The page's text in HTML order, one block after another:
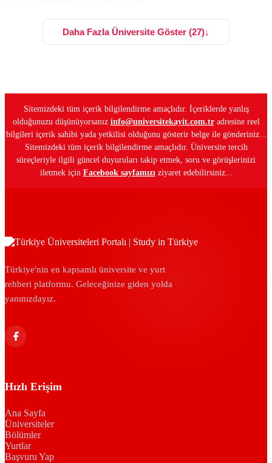
Daha Fazla Üniversite Göster (27)↓
Sitemizdeki tüm içerik bilgilendirme amaçlıdır. İçeriklerde yanlış
olduğunuzu düşünüyorsanız info@universitekayit.com.tradresine reel
bilgileri içerik sahibi yada yetkilisi olduğunu gösterir belge ile gönderiniz...
Sitemizdeki tüm içerik bilgilendirme amaçlıdır. Üniversite tercih
süreçleriyle ilgili güncel duyuruları takip etmek, soru ve görüşlerinizi
iletmek için Facebook sayfamızı ziyaret edebilirsiniz...
Türkiye'nin en kapsamlı üniversite ve yurt
rehberi platformu. Geleceğinize giden yolda
yanınızdayız.
Hızlı Erişim
Ana Sayfa
Üniversiteler
Bölümler
Yurtlar
Başvuru Yap